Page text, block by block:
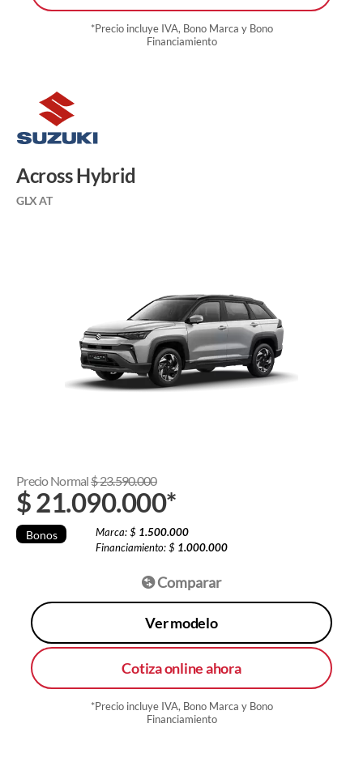
*Precio incluye IVA, Bono Marca y Bono
Financiamiento
Across Hybrid
GLX AT
Precio Normal$23.590.000
$21.090.000*
Bonos Marca: $ 1.500.000
Financiamiento: $ 1.000.000
Comparar
Ver modelo
Cotiza online ahora
*Precio incluye IVA, Bono Marca y Bono
Financiamiento